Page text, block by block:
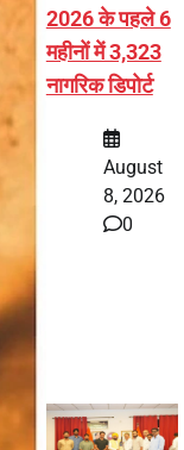
2026 के पहले 6
महीनों में 3,323
नागरिक डिपोर्ट
August
8, 2026
0